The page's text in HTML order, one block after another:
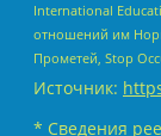
International
отношений им
Прометей, Stop
Источник:
* Сведения